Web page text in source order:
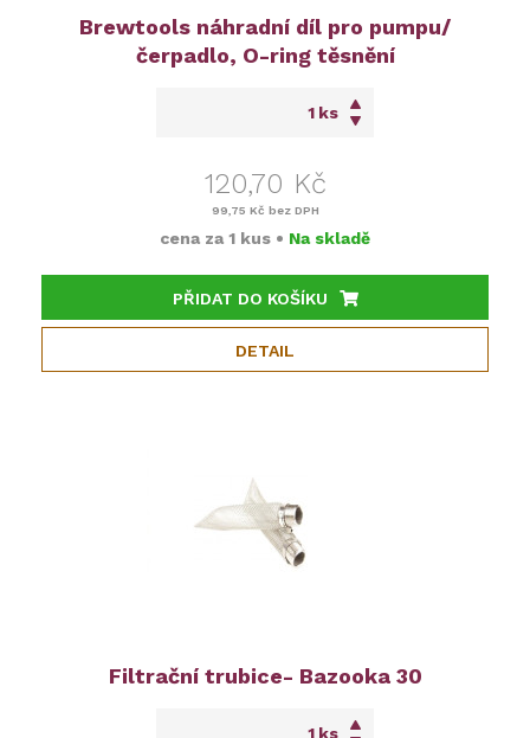
Brewtools náhradní díl pro pumpu/
čerpadlo, O-ring těsnění
ks
120,70 Kč
99,75 Kč bez DPH
cena za 1 kus • Na skladě
PŘIDAT DO KOŠÍKU
DETAIL
Filtrační trubice- Bazooka 30
ks